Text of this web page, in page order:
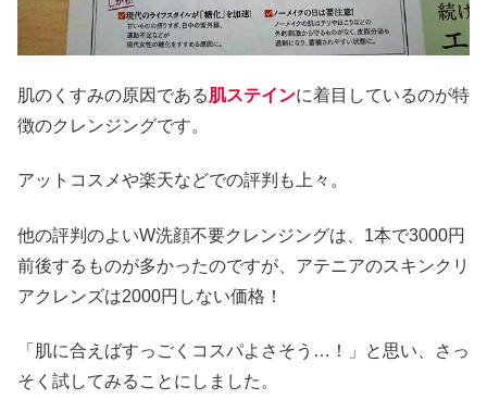
肌のくすみの原因である肌ステインに着目しているのが特
徴のクレンジングです。
アットコスメや楽天などでの評判も上々。
他の評判のよいW洗顔不要クレンジングは、1本で3000円
前後するものが多かったのですが、アテニアのスキンクリ
アクレンズは2000円しない価格！
「肌に合えばすっごくコスパよさそう…！」と思い、さっ
そく試してみることにしました。